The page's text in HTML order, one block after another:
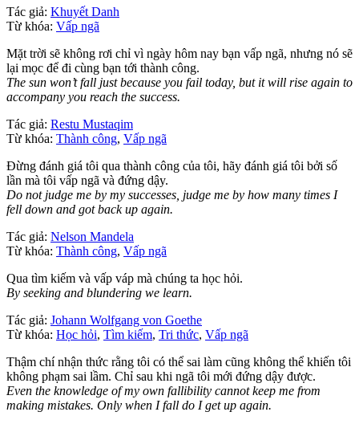
Tác giả: Khuyết Danh
Từ khóa: Vấp ngã
Mặt trời sẽ không rơi chỉ vì ngày hôm nay bạn vấp ngã, nhưng nó sẽ
lại mọc để đi cùng bạn tới thành công.
The sun won’t fall just because you fail today, but it will rise again to
accompany you reach the success.
Tác giả: Restu Mustaqim
Từ khóa: Thành công, Vấp ngã
Đừng đánh giá tôi qua thành công của tôi, hãy đánh giá tôi bởi số
lần mà tôi vấp ngã và đứng dậy.
Do not judge me by my successes, judge me by how many times I
fell down and got back up again.
Tác giả: Nelson Mandela
Từ khóa: Thành công, Vấp ngã
Qua tìm kiếm và vấp váp mà chúng ta học hỏi.
By seeking and blundering we learn.
Tác giả: Johann Wolfgang von Goethe
Từ khóa: Học hỏi, Tìm kiếm, Tri thức, Vấp ngã
Thậm chí nhận thức rằng tôi có thể sai làm cũng không thể khiến tôi
không phạm sai lầm. Chỉ sau khi ngã tôi mới đứng dậy được.
Even the knowledge of my own fallibility cannot keep me from
making mistakes. Only when I fall do I get up again.